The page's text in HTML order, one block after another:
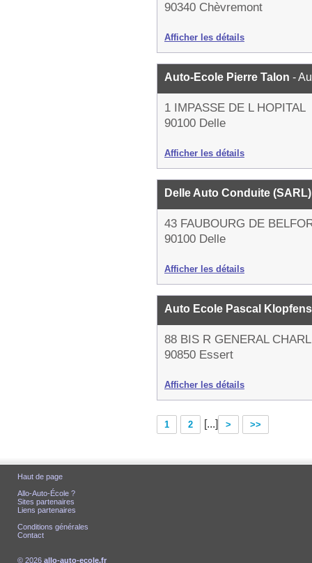
90340 Chèvremont
Afficher les détails
Auto-Ecole Pierre Talon -
1 IMPASSE DE L HOPITAL
90100 Delle
Afficher les détails
Delle Auto Conduite
43 FAUBOURG DE
90100 Delle
Afficher les détails
Auto Ecole Pascal
88 BIS R GENERAL
90850 Essert
Afficher les détails
1 2 [...] > >>
Haut de page
Allo-Auto-École ?
Sites partenaires
Liens partenaires
Conditions générales
Contact
© 2026 allo-auto-ecole.fr